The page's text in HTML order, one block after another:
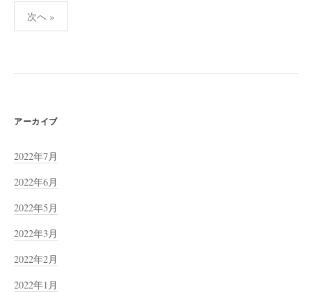
稿
送
次へ »
アーカイブ
2022年7月
2022年6月
2022年5月
2022年3月
2022年2月
2022年1月